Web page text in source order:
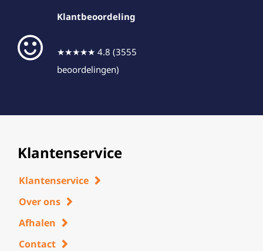
Klantbeoordeling
★★★★★ 4.8 (3555
beoordelingen)
Klantenservice
Klantenservice
Over ons
Afhalen
Contact